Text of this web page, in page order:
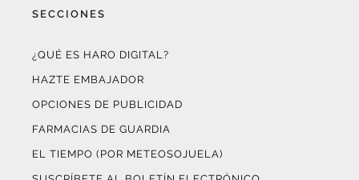
SECCIONES
¿QUÉ ES HARO DIGITAL?
HAZTE EMBAJADOR
OPCIONES DE PUBLICIDAD
FARMACIAS DE GUARDIA
EL TIEMPO (POR METEOSOJUELA)